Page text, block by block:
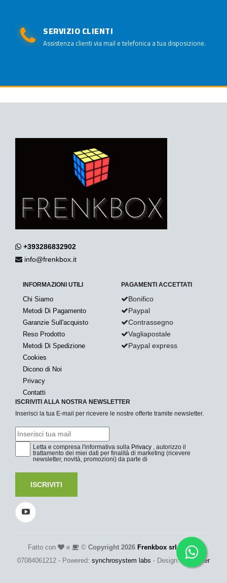
SERVIZIO CLIENTI
Assistenza clienti via mail e telefonica a tua disposizione.
+393286832902
info@frenkbox.it
INFORMAZIONI UTILI
Chi Siamo
Metodi Di Pagamento
Garanzie Sull'acquisto
Reso Prodotto
Metodi Di Spedizione
Cookies
Dicono di Noi
Privacy
Contatti
PAGAMENTI ACCETTATI
Bonifico
Paypal
Contrassegno
Vagliapostale
Paypal express
ISCRIVITI ALLA NOSTRA NEWSLETTER
Inserisci la tua E-mail per ricevere le nostre offerte tramite newsletter.
Letta e compresa l'informativa sulla Privacy , autorizzo il
trattamento dei miei dati per finalità di marketing (ricevere
newsletter, novità, promozioni) da parte di
ISCRIVITI
Fatto con e © Copyright 2026 Frenkbox srl- P.Iva:
07084061212 - Powered: synchrosystem labs - Design: adesigner